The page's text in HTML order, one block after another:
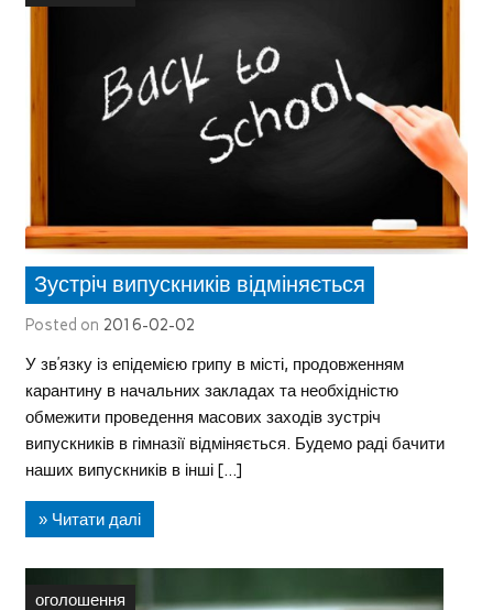
Зустріч випускників відміняється
Posted on 2016-02-02
У зв’язку із епідемією грипу в місті, продовженням
карантину в начальних закладах та необхідністю
обмежити проведення масових заходів зустріч
випускників в гімназії відміняється. Будемо раді бачити
наших випускників в інші […]
» Читати далі
оголошення